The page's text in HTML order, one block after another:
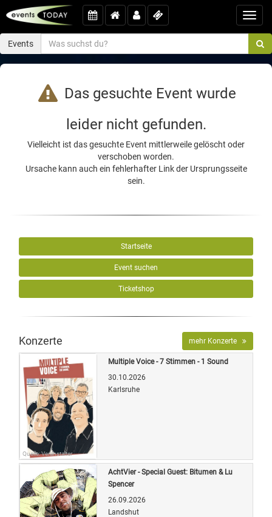
Events
Das gesuchte Event wurde
leider nicht gefunden.
Vielleicht ist das gesuchte Event mittlerweile gelöscht oder
verschoben worden.
Ursache kann auch ein fehlerhafter Link der Ursprungsseite
sein.
Startseite
Event suchen
Ticketshop
Konzerte mehr Konzerte
Quelle: Veranstalter
Multiple Voice - 7 Stimmen - 1 Sound
30.10.2026
Karlsruhe
AchtVier - Special Guest: Bitumen & Lu
Spencer
26.09.2026
Landshut